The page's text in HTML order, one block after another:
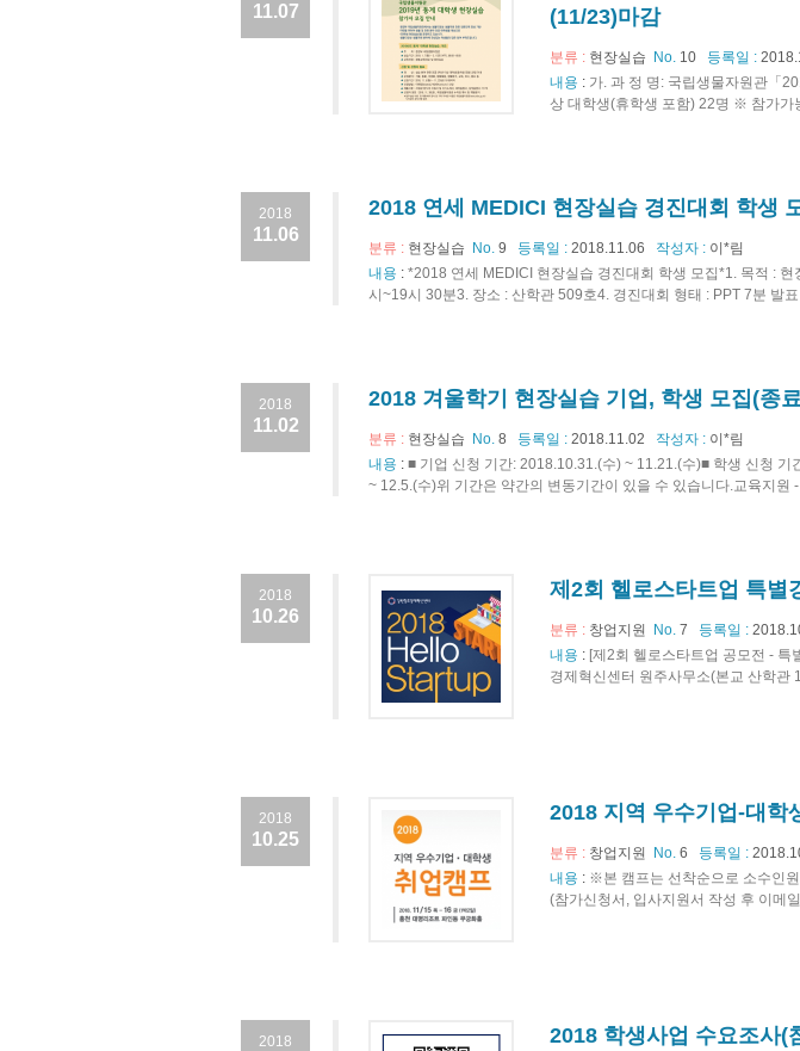
11.07
(11/23)마감
분류 : 현장실습 No. 10 등록일 :
내용 : 가. 과 정 명: 국립생물자원관「
상 대학생(휴학생 포함) 22명 ※ 참가가
2018
11.06
2018 연세 MEDICI 현장실습 경진대회 학생
분류 : 현장실습 No. 9 등록일 : 2018.11.06 작성자 : 이*림
내용 : *2018 연세 MEDICI 현장실습 경진대회 학생 모집*1. 목적 :
시~19시 30분3. 장소 : 산학관 509호4. 경진대회 형태 : PPT 7분 발
2018
11.02
2018 겨울학기 현장실습 기업, 학생 모집(종
분류 : 현장실습 No. 8 등록일 : 2018.11.02 작성자 : 이*림
내용 : ■ 기업 신청 기간: 2018.10.31.(수) ~ 11.21.(수)■ 학생 신청
~ 12.5.(수)위 기간은 약간의 변동기간이 있을 수 있습니다.교육지원
2018
10.26
제2회 헬로스타트업 특별
분류 : 창업지원 No. 7 등록일 :
내용 : [제2회 헬로스타트업 공모전 -
경제혁신센터 원주사무소(본교 산학관
2018
10.25
2018 지역 우수기업-대학
분류 : 창업지원 No. 6 등록일 :
내용 : ※본 캠프는 선착순으로 소수인
(참가신청서, 입사지원서 작성 후 이메
2018 2018 학생사업 수요조사(